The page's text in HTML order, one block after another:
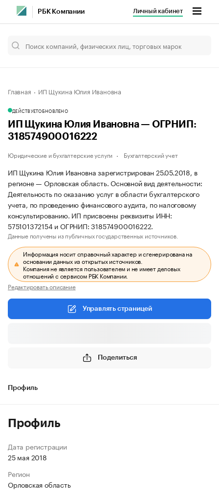
РБК Компании Личный кабинет
Главная ИП Щукина Юлия Ивановна
ДЕЙСТВУЕТОБНОВЛЕНО
ИП Щукина Юлия Ивановна — ОГРНИП:
318574900016222
Юридические и бухгалтерские услуги Бухгалтерский учет
ИП Щукина Юлия Ивановна зарегистрирован 25.05.2018, в
регионе — Орловская область. Основной вид деятельности:
Деятельность по оказанию услуг в области бухгалтерского
учета, по проведению финансового аудита, по налоговому
консультированию. ИП присвоены реквизиты ИНН:
575101372154 и ОГРНИП: 318574900016222.
Данные получены из публичных государственных источников.
Информация носит справочный характер и сгенерирована на
основании данных из открытых источников.
Компания не является пользователем и не имеет деловых
отношений с сервисом РБК Компании.
Редактировать описание
Управлять страницей
Поделиться
Профиль
Профиль
Дата регистрации
25 мая 2018
Регион
Орловская область